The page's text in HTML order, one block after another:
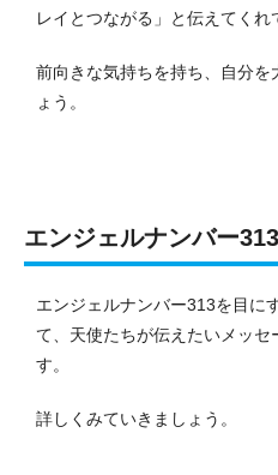
レイとつながる」と伝えてくれ
前向きな気持ちを持ち、自分を
ょう。
エンジェルナンバー
エンジェルナンバー313を目に
て、天使たちが伝えたいメッセ
す。
詳しくみていきましょう。